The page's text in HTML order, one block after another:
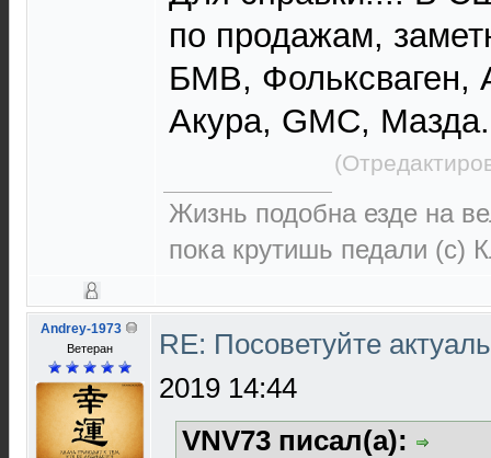
по продажам,
БМВ, Фольксваген,
Акура, GMC,
Жизнь подобна езде на
пока крутишь педали (с)
Andrey-1973
Ветеран
RE: Посоветуйте
2019 14:44
VNV73 писал(а):